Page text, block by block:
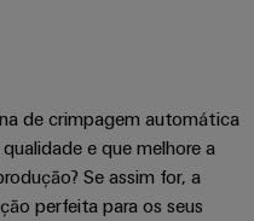
de crimpagem automática
e que melhore a
Se assim for, a
perfeita para os seus